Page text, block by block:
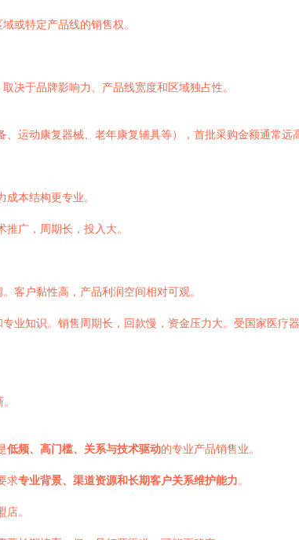
或特定产品线的销售权。
决于品牌影响力、产品线宽度和区域独占性。
运动康复器械、老年康复辅具等），首批采购金额通常远
本结构更专业。
广，周期长，投入大。
客户黏性高，产品利润空间相对可观。
业知识。销售周期长，回款慢，资金压力大。受国家医疗器
低频、高门槛、关系与技术驱动的专业产品销售业。
求专业背景、渠道资源和长期客户关系维护能力。
。